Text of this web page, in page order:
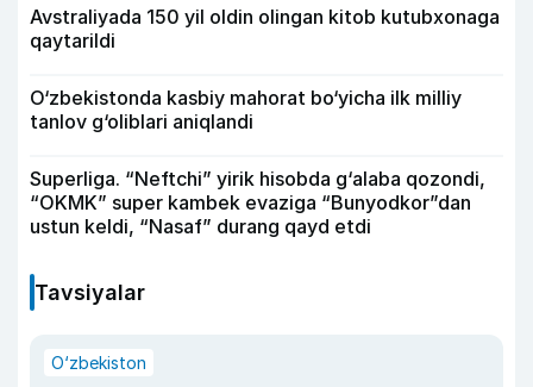
Avstraliyada 150 yil oldin olingan kitob kutubxonaga
qaytarildi
O‘zbekistonda kasbiy mahorat bo‘yicha ilk milliy
tanlov g‘oliblari aniqlandi
Superliga. “Neftchi” yirik hisobda g‘alaba qozondi,
“OKMK” super kambek evaziga “Bunyodkor”dan
ustun keldi, “Nasaf” durang qayd etdi
Tavsiyalar
O‘zbekiston